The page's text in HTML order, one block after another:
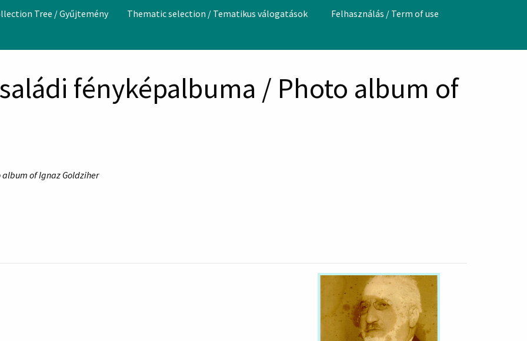
Tree / Gyűjtemény Thematic selection / Tematikus válogatások
Felhasználás / Term of use
fényképalbuma / Photo album of
album of Ignaz Goldziher